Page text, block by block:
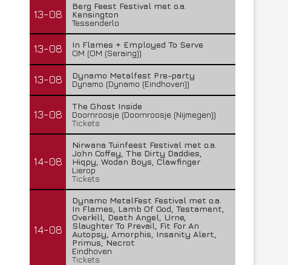
13-08
Berg Feest Festival met o.a.
Kensington
Tessenderlo
13-08
In Flames + Employed To Serve
OM (OM (Seraing))
13-08
Dynamo Metalfest Pre-party
Dynamo (Dynamo (Eindhoven))
13-08
The Ghost Inside
Doornroosje (Doornroosje (Nijmegen))
Tickets
14-08
Nirwana Tuinfeest Festival met o.a.
John Coffey, The Dirty Daddies,
Hiqpy, Wodan Boys, Clawfinger
Lierop
Tickets
14-08
Dynamo MetalFest Festival met o.a.
In Flames, Lamb Of God, Testament,
Overkill, Death Angel, Urne,
Slaughter To Prevail, Fit For An
Autopsy, Amorphis, Insanity Alert,
Primus, Necrot
Eindhoven
Tickets